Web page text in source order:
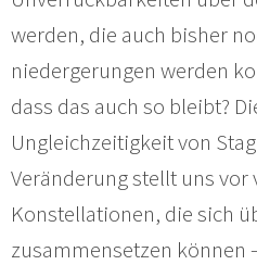
werden, die auch bisher
niedergerungen werden
dass das auch so bleibt?
Ungleichzeitigkeit von
Veränderung stellt uns
Konstellationen, die sich
zusammensetzen können